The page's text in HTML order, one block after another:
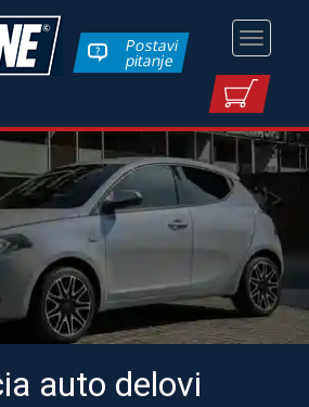
Toggle
Postavi
pitanje
auto delovi